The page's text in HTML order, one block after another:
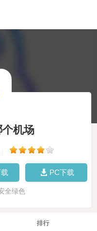
机场
PC下载
全绿色
排行